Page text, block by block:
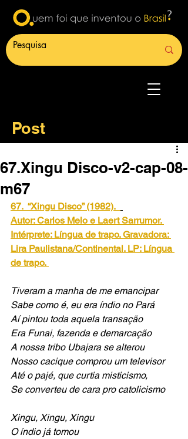
Post
67.Xingu Disco-v2-cap-08-
m67
67.  “Xingu Disco” (1982).
Autor: Carlos Melo e Laert Sarrumor.
Intérprete: Língua de trapo. Gravadora:
Lira Paulistana/Continental. LP: Língua
de trapo.
Tiveram a manha de me emancipar
Sabe como é, eu era índio no Pará
Aí pintou toda aquela transação
Era Funai, fazenda e demarcação
A nossa tribo Ubajara se alterou
Nosso cacique comprou um televisor
Até o pajé, que curtia misticismo,
Se converteu de cara pro catolicismo
Xingu, Xingu, Xingu
O índio já tomou